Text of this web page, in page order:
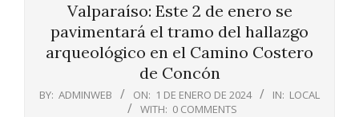
Valparaíso: Este 2 de enero se
pavimentará el tramo del hallazgo
arqueológico en el Camino Costero
de Concón
BY: ADMINWEB ON: 1 DE ENERO DE 2024 IN: LOCAL
WITH: 0 COMMENTS